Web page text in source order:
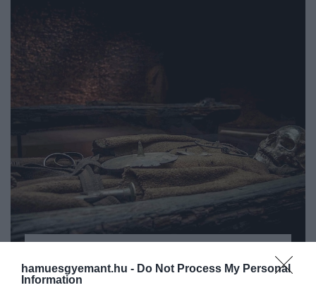
hamuesgyemant.hu - Do Not Process My Personal
Information
Norvégia északi részén, a sarkkör
Hűséges kutyájával együtt